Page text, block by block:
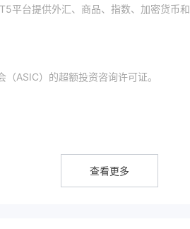
平台提供外汇、商品、指数、加密货币
ASIC）的超额投资咨询许可证。
查看更多